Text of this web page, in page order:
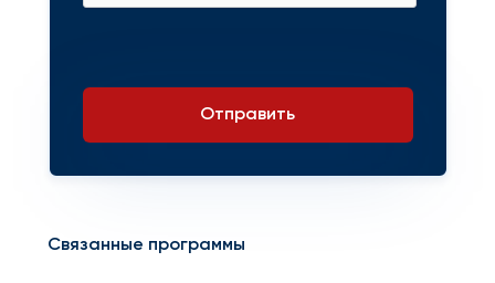
Отправить
Связанные программы